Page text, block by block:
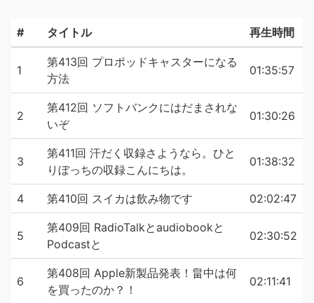
iTunesなどでも配信している無料版にaudiobook.jpでは
プラスαのおまけ付
更に話は続きます
【メール募集中】
sonnai@0438.jp
『そんなことないっしょ』では、皆さまからメールを募集
しております
◼︎ラジオネーム
◼︎番組の感想
◼︎おまけコーナーで話してほしい話題や質問
【そんないプロジェクト】
2010年より続くポッドキャストグループ、現在は他に4番
組をaudiobook.jpにてご用意しています
『そんない美術の時間』
# タイトル 再生時間
1
第413回 プロポッドキャスターになる
方法
01:35:57
2
第412回 ソフトバンクにはだまされな
いぞ
01:30:26
3
第411回 汗だく収録さようなら。ひと
りぼっちの収録こんにちは。
01:38:32
4 第410回 スイカは飲み物です 02:02:47
5
第409回 RadioTalkとaudiobookと
Podcastと
02:30:52
6
第408回 Apple新製品発表！畠中は何
を買ったのか？！
02:11:41